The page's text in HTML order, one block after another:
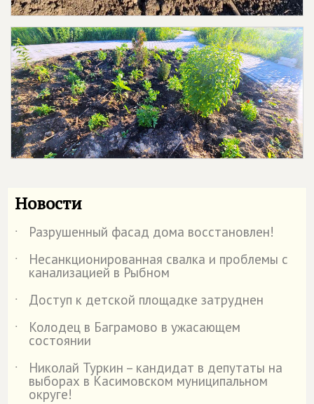
Новости
˙
Разрушенный фасад дома восстановлен!
˙
Несанкционированная свалка и проблемы с
канализацией в Рыбном
˙
Доступ к детской площадке затруднен
˙
Колодец в Баграмово в ужасающем
состоянии
˙
Николай Туркин – кандидат в депутаты на
выборах в Касимовском муниципальном
округе!